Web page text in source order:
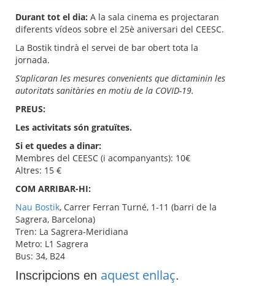
Durant tot el dia: A la sala cinema es projectaran
diferents vídeos sobre el 25è aniversari del CEESC.
La Bostik tindrà el servei de bar obert tota la
jornada.
S’aplicaran les mesures convenients que dictaminin les
autoritats sanitàries en motiu de la COVID-19.
PREUS:
Les activitats són gratuïtes.
Si et quedes a dinar:
Membres del CEESC (i acompanyants): 10€
Altres: 15 €
COM ARRIBAR-HI:
Nau Bostik, Carrer Ferran Turné, 1-11 (barri de la
Sagrera, Barcelona)
Tren: La Sagrera-Meridiana
Metro: L1 Sagrera
Bus: 34, B24
Inscripcions en aquest enllaç.